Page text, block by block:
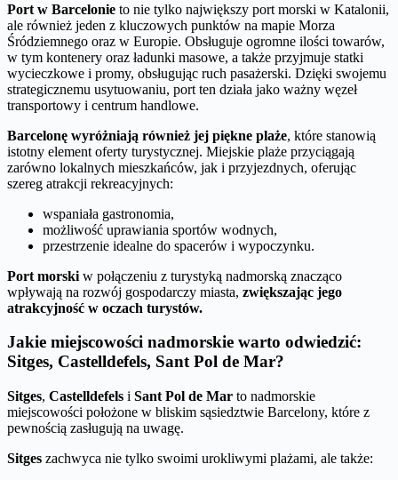
Port w Barcelonie to nie tylko największy port morski w Katalonii,
ale również jeden z kluczowych punktów na mapie Morza
Śródziemnego oraz w Europie. Obsługuje ogromne ilości towarów,
w tym kontenery oraz ładunki masowe, a także przyjmuje statki
wycieczkowe i promy, obsługując ruch pasażerski. Dzięki swojemu
strategicznemu usytuowaniu, port ten działa jako ważny węzeł
transportowy i centrum handlowe.
Barcelonę wyróżniają również jej piękne plaże, które stanowią
istotny element oferty turystycznej. Miejskie plaże przyciągają
zarówno lokalnych mieszkańców, jak i przyjezdnych, oferując
szereg atrakcji rekreacyjnych:
wspaniała gastronomia,
możliwość uprawiania sportów wodnych,
przestrzenie idealne do spacerów i wypoczynku.
Port morski w połączeniu z turystyką nadmorską znacząco
wpływają na rozwój gospodarczy miasta, zwiększając jego
atrakcyjność w oczach turystów.
Jakie miejscowości nadmorskie warto odwiedzić:
Sitges, Castelldefels, Sant Pol de Mar?
Sitges, Castelldefels i Sant Pol de Mar to nadmorskie
miejscowości położone w bliskim sąsiedztwie Barcelony, które z
pewnością zasługują na uwagę.
Sitges zachwyca nie tylko swoimi urokliwymi plażami, ale także: